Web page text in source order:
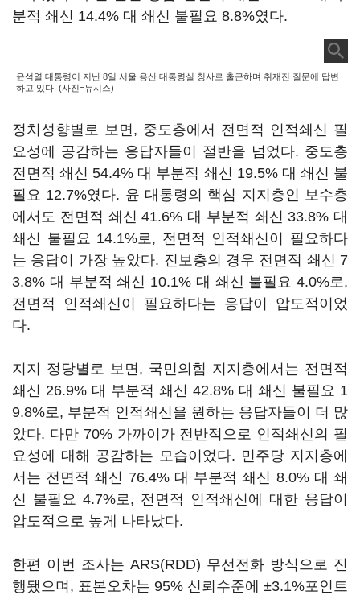
분적 쇄신 14.4% 대 쇄신 불필요 8.8%였다.
윤석열 대통령이 지난 8일 서울 용산 대통령실 청사로 출근하며 취재진 질문에 답변
하고 있다. (사진=뉴시스)
정치성향별로 보면, 중도층에서 전면적 인적쇄신 필
요성에 공감하는 응답자들이 절반을 넘었다. 중도층
전면적 쇄신 54.4% 대 부분적 쇄신 19.5% 대 쇄신 불
필요 12.7%였다. 윤 대통령의 핵심 지지층인 보수층
에서도 전면적 쇄신 41.6% 대 부분적 쇄신 33.8% 대
쇄신 불필요 14.1%로, 전면적 인적쇄신이 필요하다
는 응답이 가장 높았다. 진보층의 경우 전면적 쇄신 7
3.8% 대 부분적 쇄신 10.1% 대 쇄신 불필요 4.0%로,
전면적 인적쇄신이 필요하다는 응답이 압도적이었
다.
지지 정당별로 보면, 국민의힘 지지층에서는 전면적
쇄신 26.9% 대 부분적 쇄신 42.8% 대 쇄신 불필요 1
9.8%로, 부분적 인적쇄신을 원하는 응답자들이 더 많
았다. 다만 70% 가까이가 전반적으로 인적쇄신의 필
요성에 대해 공감하는 모습이었다. 민주당 지지층에
서는 전면적 쇄신 76.4% 대 부분적 쇄신 8.0% 대 쇄
신 불필요 4.7%로, 전면적 인적쇄신에 대한 응답이
압도적으로 높게 나타났다.
한편 이번 조사는 ARS(RDD) 무선전화 방식으로 진
행됐으며, 표본오차는 95% 신뢰수준에 ±3.1%포인트